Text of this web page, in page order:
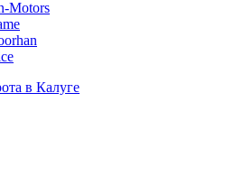
Motors
в Калуге